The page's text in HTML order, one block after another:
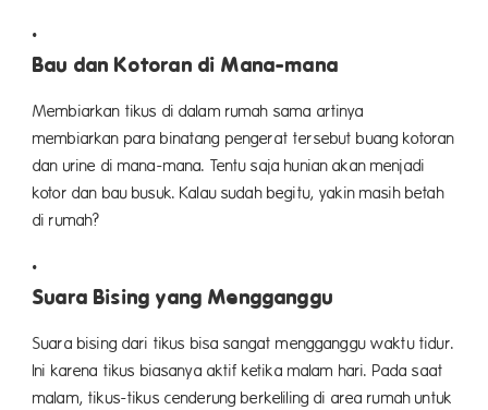
Bau dan Kotoran di Mana-mana
Membiarkan tikus di dalam rumah sama artinya
membiarkan para binatang pengerat tersebut buang kotoran
dan urine di mana-mana. Tentu saja hunian akan menjadi
kotor dan bau busuk. Kalau sudah begitu, yakin masih betah
di rumah?
Suara Bising yang Mengganggu
Suara bising dari tikus bisa sangat mengganggu waktu tidur.
Ini karena tikus biasanya aktif ketika malam hari. Pada saat
malam, tikus-tikus cenderung berkeliling di area rumah untuk